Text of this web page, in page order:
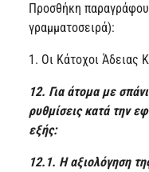
Προσθήκη
γραμματοσειρά):
1. Οι Κάτοχοι Άδειας
12. Για άτομα με
ρυθμίσεις κατά την
εξής:
12.1. Η αξιολόγηση